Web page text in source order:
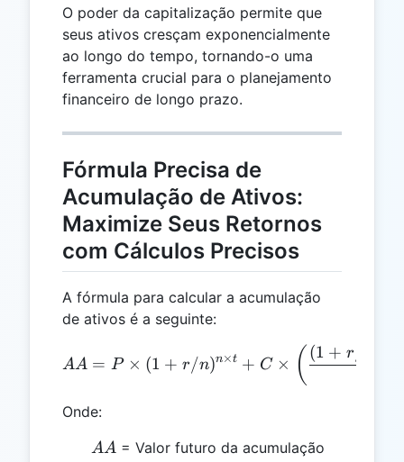
O poder da capitalização permite que
seus ativos cresçam exponencialmente
ao longo do tempo, tornando-o uma
ferramenta crucial para o planejamento
financeiro de longo prazo.
Fórmula Precisa de
Acumulação de Ativos:
Maximize Seus Retornos
com Cálculos Precisos
A fórmula para calcular a acumulação
de ativos é a seguinte:
AA = P \times (1 + r/
AA = P × (1 + r/n)n×t + C × ( (1 + r
Onde:
AA
AA = Valor futuro da acumulação